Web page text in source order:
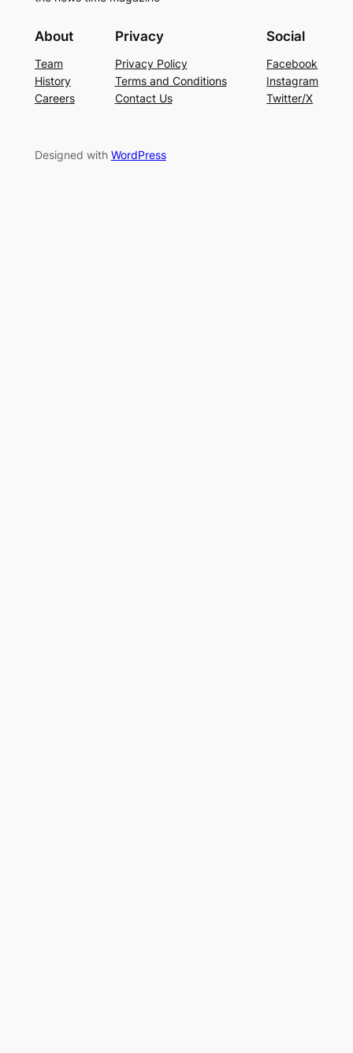
About
Team
History
Careers
Privacy
Privacy Policy
Terms and Conditions
Contact Us
Social
Facebook
Instagram
Twitter/X
Designed with WordPress